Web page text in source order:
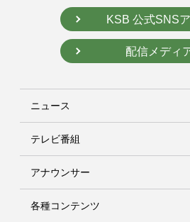
KSB 公式SNS
配信メディ
ニュース
テレビ番組
アナウンサー
各種コンテンツ